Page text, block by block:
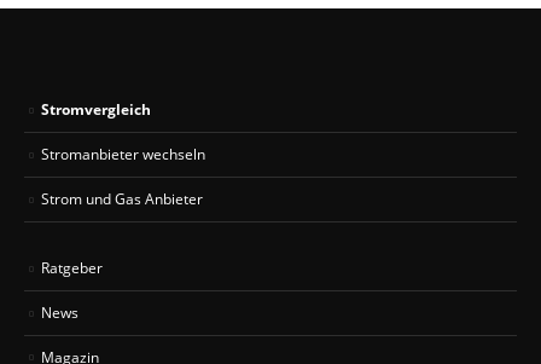
Stromvergleich
Stromanbieter wechseln
Strom und Gas Anbieter
Ratgeber
News
Magazin